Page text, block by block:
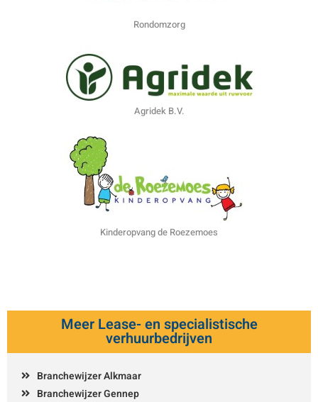
Rondomzorg
Agridek B.V.
Kinderopvang de Roezemoes
Meer Lease- en specialistische
verhuurbedrijven
Branchewijzer Alkmaar
Branchewijzer Gennep